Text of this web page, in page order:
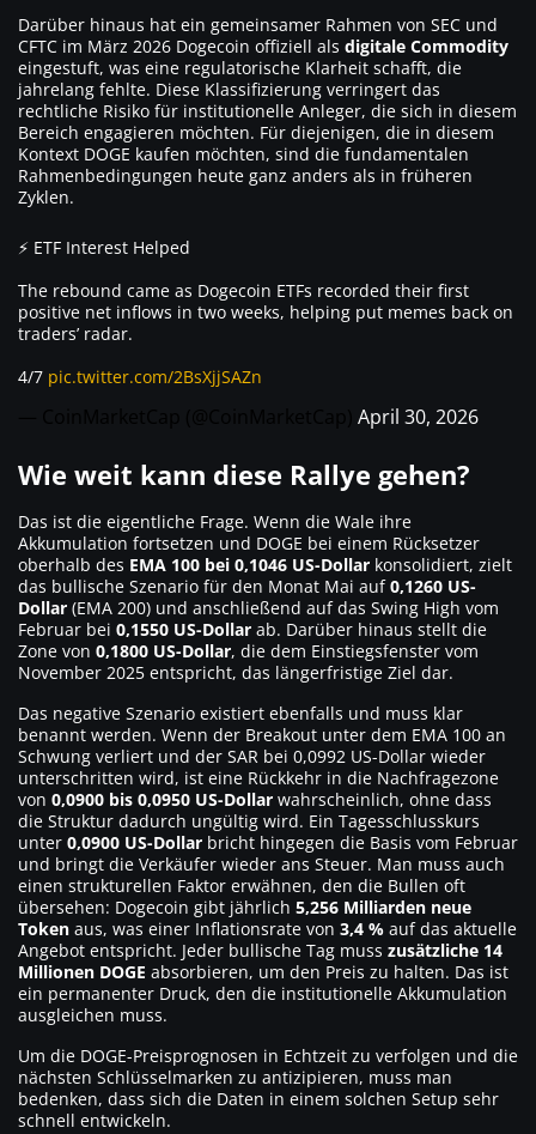
Darüber hinaus hat ein gemeinsamer Rahmen von SEC und
CFTC im März 2026 Dogecoin offiziell als digitale Commodity
eingestuft, was eine regulatorische Klarheit schafft, die
jahrelang fehlte. Diese Klassifizierung verringert das
rechtliche Risiko für institutionelle Anleger, die sich in diesem
Bereich engagieren möchten. Für diejenigen, die in diesem
Kontext DOGE kaufen möchten, sind die fundamentalen
Rahmenbedingungen heute ganz anders als in früheren
Zyklen.
⚡ ETF Interest Helped
The rebound came as Dogecoin ETFs recorded their first
positive net inflows in two weeks, helping put memes back on
traders’ radar.
4/7 pic.twitter.com/2BsXjjSAZn
April 30, 2026
Wie weit kann diese Rallye gehen?
Das ist die eigentliche Frage. Wenn die Wale ihre
Akkumulation fortsetzen und DOGE bei einem Rücksetzer
oberhalb des EMA 100 bei 0,1046 US-Dollar konsolidiert, zielt
das bullische Szenario für den Monat Mai auf0,1260 US-
Dollar (EMA 200) und anschließend auf das Swing High vom
Februar bei 0,1550 US-Dollar ab. Darüber hinaus stellt die
Zone von 0,1800 US-Dollar, die dem Einstiegsfenster vom
November 2025 entspricht, das längerfristige Ziel dar.
Das negative Szenario existiert ebenfalls und muss klar
benannt werden. Wenn der Breakout unter dem EMA 100 an
Schwung verliert und der SAR bei 0,0992 US-Dollar wieder
unterschritten wird, ist eine Rückkehr in die Nachfragezone
von 0,0900 bis 0,0950 US-Dollar wahrscheinlich, ohne dass
die Struktur dadurch ungültig wird. Ein Tagesschlusskurs
unter 0,0900 US-Dollar bricht hingegen die Basis vom Februar
und bringt die Verkäufer wieder ans Steuer. Man muss auch
einen strukturellen Faktor erwähnen, den die Bullen oft
übersehen: Dogecoin gibt jährlich 5,256 Milliarden neue
Token aus, was einer Inflationsrate von 3,4 % auf das aktuelle
Angebot entspricht. Jeder bullische Tag muss zusätzliche 14
Millionen DOGE absorbieren, um den Preis zu halten. Das ist
ein permanenter Druck, den die institutionelle Akkumulation
ausgleichen muss.
Um die DOGE-Preisprognosen in Echtzeit zu verfolgen und die
nächsten Schlüsselmarken zu antizipieren, muss man
bedenken, dass sich die Daten in einem solchen Setup sehr
schnell entwickeln.